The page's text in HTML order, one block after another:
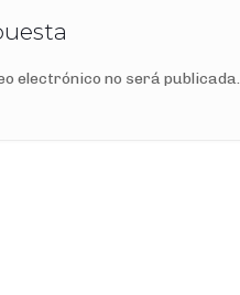
electrónico no será publicada.